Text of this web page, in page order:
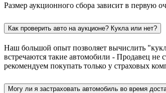
Размер аукционного сбора зависит в первую
Как проверить авто на аукционе? Кукла или нет?
Наш большой опыт позволяет вычислить
встречаются такие автомобили - Продавец не
рекомендуем покупать только у страховых
Могу ли я застраховать автомобиль во время